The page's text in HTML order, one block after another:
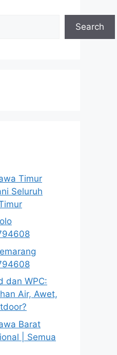
Search
Timur
Seluruh
dan WPC:
Air, Awet,
Barat
| Semua